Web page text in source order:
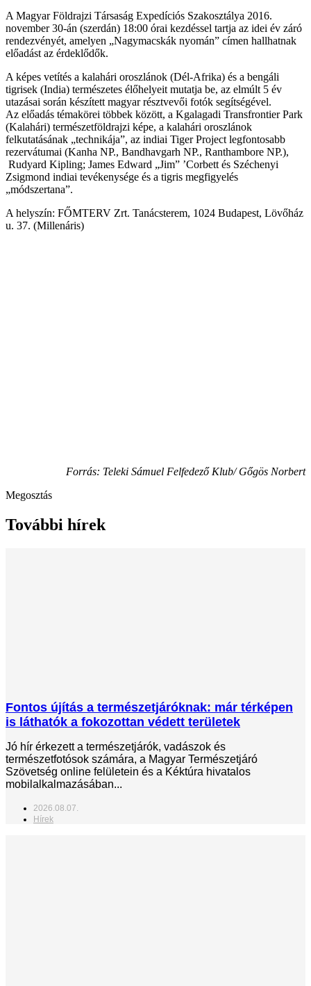
A Magyar Földrajzi Társaság Expedíciós Szakosztálya 2016.
november 30-án (szerdán) 18:00 órai kezdéssel tartja az idei év záró
rendezvényét, amelyen „Nagymacskák nyomán” címen hallhatnak
előadást az érdeklődők.
A képes vetítés a kalahári oroszlánok (Dél-Afrika) és a bengáli
tigrisek (India) természetes élőhelyeit mutatja be, az elmúlt 5 év
utazásai során készített magyar résztvevői fotók segítségével.
Az előadás témakörei többek között, a Kgalagadi Transfrontier Park
(Kalahári) természetföldrajzi képe, a kalahári oroszlánok
felkutatásának „technikája”, az indiai Tiger Project legfontosabb
rezervátumai (Kanha NP., Bandhavgarh NP., Ranthambore NP.),
Rudyard Kipling; James Edward „Jim” ’Corbett és Széchenyi
Zsigmond indiai tevékenysége és a tigris megfigyelés
„módszertana”.
A helyszín: FŐMTERV Zrt. Tanácsterem, 1024 Budapest, Lövőház
u. 37. (Millenáris)
Forrás: Teleki Sámuel Felfedező Klub/ Gőgös Norbert
Megosztás
További hírek
Fontos újítás a természetjáróknak: már térképen
is láthatók a fokozottan védett területek
Jó hír érkezett a természetjárók, vadászok és
természetfotósok számára, a Magyar Természetjáró
Szövetség online felületein és a Kéktúra hivatalos
mobilalkalmazásában...
2026.08.07.
Hírek